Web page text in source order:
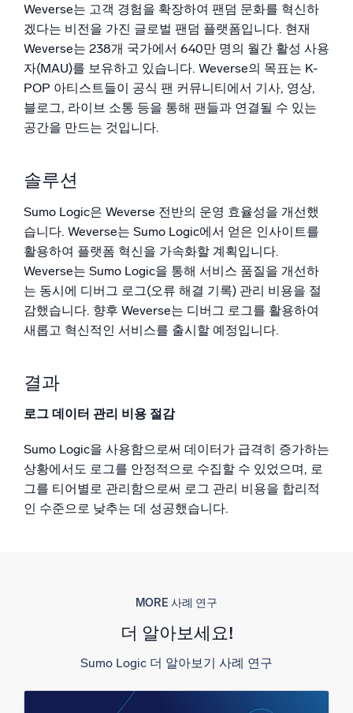
신뢰할 수 있고 인증된
Weverse는 고객 경험을 확장하여 팬덤 문화를 혁신하
겠다는 비전을 가진 글로벌 팬덤 플랫폼입니다. 현재
Weverse는 238개 국가에서 640만 명의 월간 활성 사용
자(MAU)를 보유하고 있습니다. Weverse의 목표는 K-
POP 아티스트들이 공식 팬 커뮤니티에서 기사, 영상,
블로그, 라이브 소통 등을 통해 팬들과 연결될 수 있는
공간을 만드는 것입니다.
솔루션
Sumo Logic은 Weverse 전반의 운영 효율성을 개선했
습니다. Weverse는 Sumo Logic에서 얻은 인사이트를
활용하여 플랫폼 혁신을 가속화할 계획입니다.
Weverse는 Sumo Logic을 통해 서비스 품질을 개선하
는 동시에 디버그 로그(오류 해결 기록) 관리 비용을 절
감했습니다. 향후 Weverse는 디버그 로그를 활용하여
새롭고 혁신적인 서비스를 출시할 예정입니다.
결과
로그 데이터 관리 비용 절감
Sumo Logic을 사용함으로써 데이터가 급격히 증가하는
상황에서도 로그를 안정적으로 수집할 수 있었으며, 로
그를 티어별로 관리함으로써 로그 관리 비용을 합리적
인 수준으로 낮추는 데 성공했습니다.
MORE 사례 연구
더 알아보세요!
Sumo Logic 더 알아보기 사례 연구